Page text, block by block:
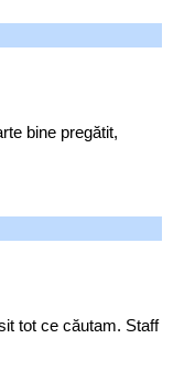
bine pregătit,
tot ce căutam. Staff